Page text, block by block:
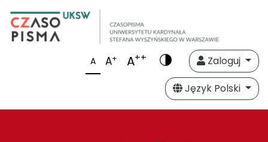
A A+ A++
Zaloguj
Język Polski